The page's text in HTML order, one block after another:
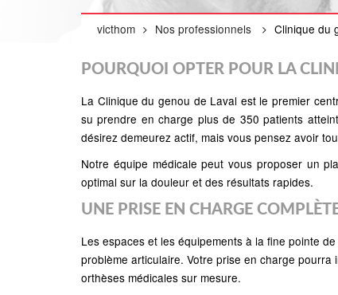
victhom Nos professionnels Clinique du
POURQUOI OPTER POUR LA
La Clinique du genou de Laval est le premier
su prendre en charge plus de 350 patients
désirez demeurez actif, mais vous pensez avoir
Notre équipe médicale peut vous proposer un
optimal sur la douleur et des résultats rapides.
UNE PRISE EN CHARGE
Les espaces et les équipements à la fine pointe
problème articulaire. Votre prise en charge
orthèses médicales sur mesure.